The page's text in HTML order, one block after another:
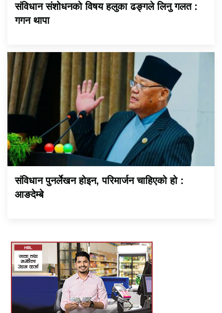
संविधान संशोधनको विषय हलुका ढङ्गले लिनु गलत :
गगन थापा
संविधान पुनर्लेखन होइन, परिमार्जन चाहिएको हो :
आङदेम्बे